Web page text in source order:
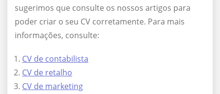
sugerimos que consulte os nossos artigos para
poder criar o seu CV corretamente. Para mais
informações, consulte:
CV de contabilista
CV de retalho
CV de marketing